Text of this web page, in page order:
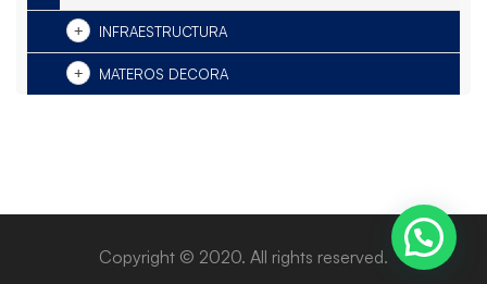
INFRAESTRUCTURA
MATEROS DECORA
Copyright © 2020. All rights reserved.